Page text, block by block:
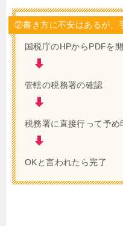
②書き方に不安はあるが、
国税庁のHPからPDFを
管轄の税務署の確認
税務署に直接行って予
OKと言われたら完了